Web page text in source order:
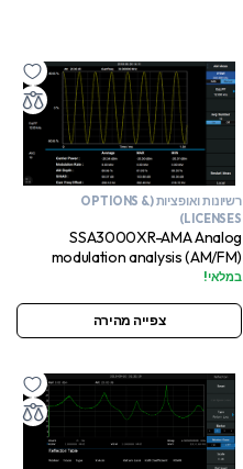
רשיונות ואופציות (OPTIONS &
LICENSES)
SSA3000XR-AMA Analog
modulation analysis (AM/FM)
license option
במלאי!
צפייה מהירה